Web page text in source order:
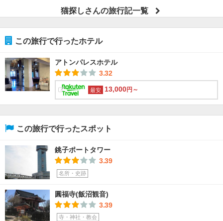
猫探しさんの旅行記一覧
この旅行で行ったホテル
アトンパレスホテル
3.32
最安 13,000円～
この旅行で行ったスポット
銚子ポートタワー
3.39
名所・史跡
圓福寺(飯沼観音)
3.39
寺・神社・教会